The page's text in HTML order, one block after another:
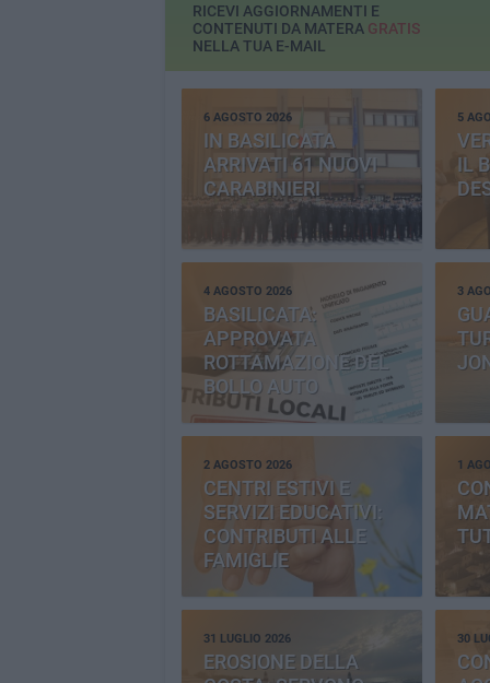
RICEVI AGGIORNAMENTI E
CONTENUTI DA MATERA GRATIS
NELLA TUA E-MAIL
6 AGOSTO 2026
IN BASILICATA
ARRIVATI 61 NUOVI
CARABINIERI
5
IL
4 AGOSTO 2026
BASILICATA:
APPROVATA
ROTTAMAZIONE DEL
BOLLO AUTO
3
2 AGOSTO 2026
CENTRI ESTIVI E
SERVIZI EDUCATIVI:
CONTRIBUTI ALLE
FAMIGLIE
1
31 LUGLIO 2026
EROSIONE DELLA
30